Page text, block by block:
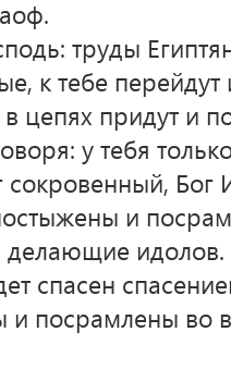
труды
к тебе перейдут
цепях придут и
у тебя
Бог
и
делающие идолов.
спасен
и посрамлены во